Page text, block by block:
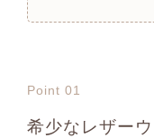
Point 01
希少なレザー